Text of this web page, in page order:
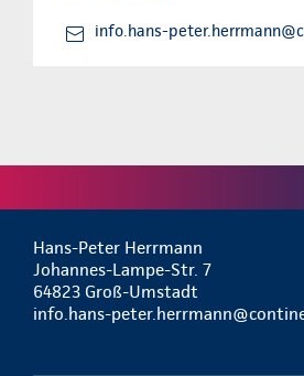
info.hans-
Hans-Peter Herrmann
Johannes-Lampe-Str. 7
64823 Groß-Umstadt
info.hans-